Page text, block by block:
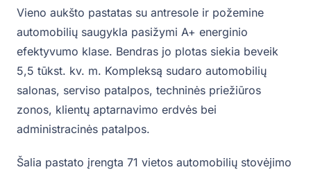
Vieno aukšto pastatas su antresole ir požemine
automobilių saugykla pasižymi A+ energinio
efektyvumo klase. Bendras jo plotas siekia beveik
5,5 tūkst. kv. m. Kompleksą sudaro automobilių
salonas, serviso patalpos, techninės priežiūros
zonos, klientų aptarnavimo erdvės bei
administracinės patalpos.
Šalia pastato įrengta 71 vietos automobilių stovėjimo